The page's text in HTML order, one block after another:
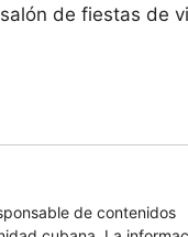
de fiestas de
de contenidos